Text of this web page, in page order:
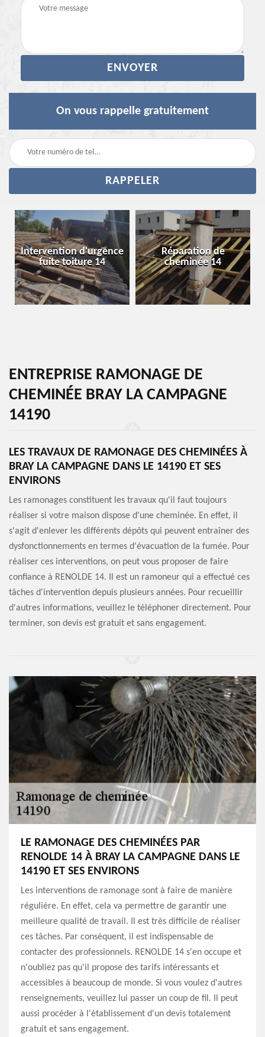
On vous rappelle gratuitement
Intervention d'urgence
fuite toiture 14
Réparation de
cheminée 14
ENTREPRISE RAMONAGE DE
CHEMINÉE BRAY LA CAMPAGNE
14190
LES TRAVAUX DE RAMONAGE DES CHEMINÉES À
BRAY LA CAMPAGNE DANS LE 14190 ET SES
ENVIRONS
Les ramonages constituent les travaux qu'il faut toujours
réaliser si votre maison dispose d'une cheminée. En effet, il
s'agit d'enlever les différents dépôts qui peuvent entraîner des
dysfonctionnements en termes d'évacuation de la fumée. Pour
réaliser ces interventions, on peut vous proposer de faire
confiance à RENOLDE 14. Il est un ramoneur qui a effectué ces
tâches d'intervention depuis plusieurs années. Pour recueillir
d'autres informations, veuillez le téléphoner directement. Pour
terminer, son devis est gratuit et sans engagement.
LE RAMONAGE DES CHEMINÉES PAR
RENOLDE 14 À BRAY LA CAMPAGNE DANS LE
14190 ET SES ENVIRONS
Les interventions de ramonage sont à faire de manière
régulière. En effet, cela va permettre de garantir une
meilleure qualité de travail. Il est très difficile de réaliser
ces tâches. Par conséquent, il est indispensable de
contacter des professionnels. RENOLDE 14 s'en occupe et
n'oubliez pas qu'il propose des tarifs intéressants et
accessibles à beaucoup de monde. Si vous voulez d'autres
renseignements, veuillez lui passer un coup de fil. Il peut
aussi procéder à l'établissement d'un devis totalement
gratuit et sans engagement.